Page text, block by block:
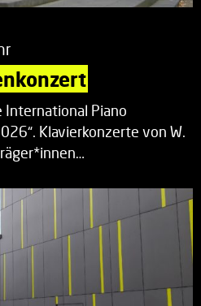
International Piano
Klavierkonzerte von W.